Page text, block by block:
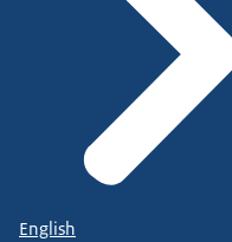
English